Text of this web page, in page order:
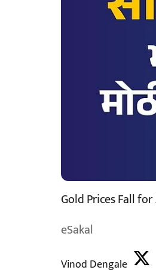
Gold Prices Fall
eSakal
Vinod Dengale